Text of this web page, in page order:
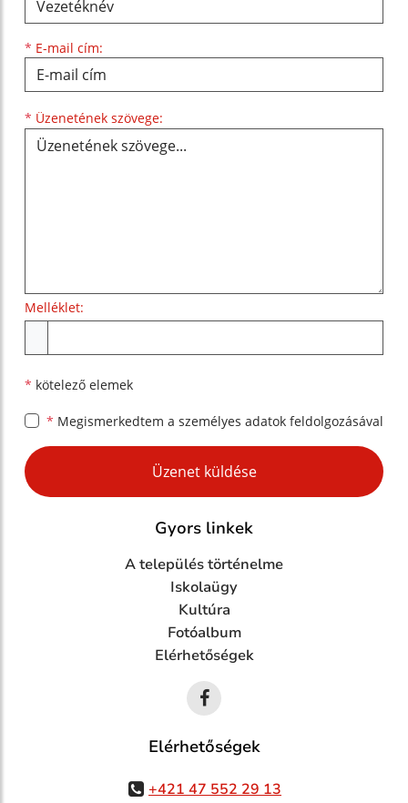
* E-mail cím:
* Üzenetének szövege:
Melléklet:
* kötelező elemek
* Megismerkedtem a személyes adatok feldolgozásával
Google reCaptcha Response
Üzenet küldése
Gyors linkek
A település történelme
Iskolaügy
Kultúra
Fotóalbum
Elérhetőségek
Elérhetőségek
+421 47 552 29 13